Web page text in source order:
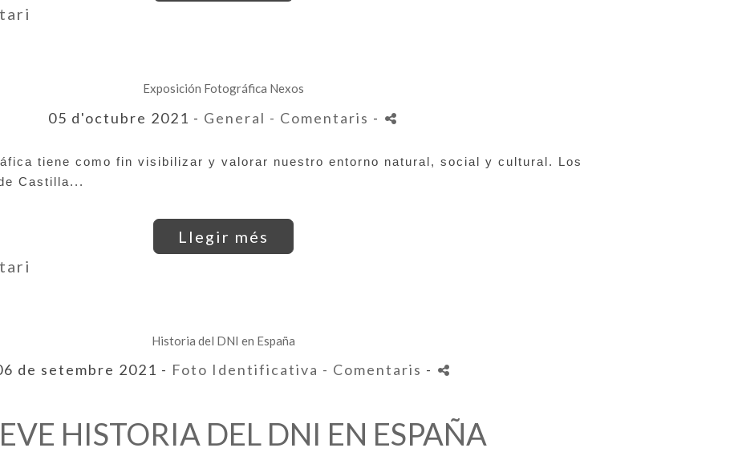
Exposición Fotográfica Nexos
05 d'octubre 2021 - General - Comentaris -
tiene como fin visibilizar y valorar nuestro entorno natural, social y cultural. Los
Castilla...
Llegir més
Historia del DNI en España
de setembre 2021 - Foto Identificativa - Comentaris -
HISTORIA DEL DNI EN ESPAÑA